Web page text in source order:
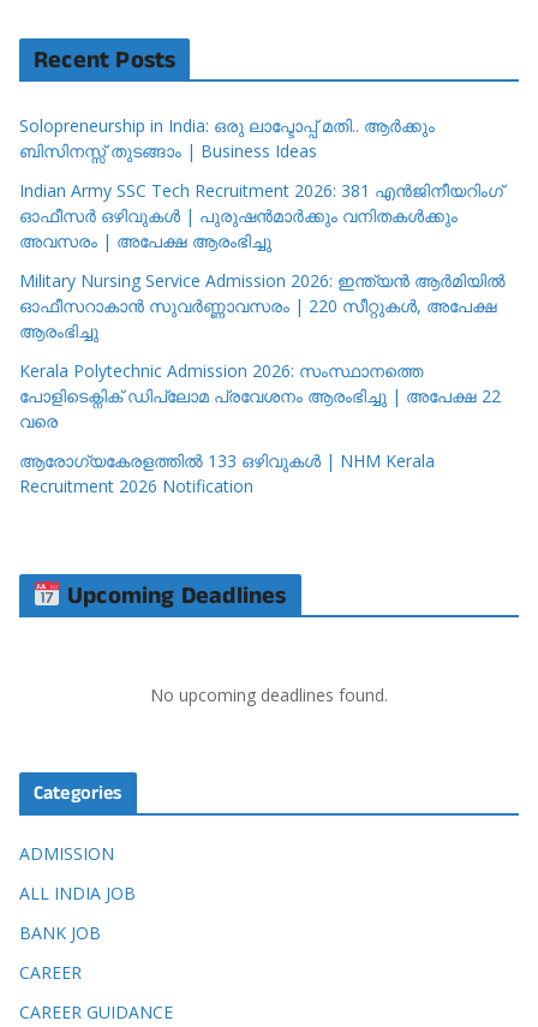
Recent Posts
Solopreneurship in India: ഒരു ലാപ്ടോപ്പ് മതി.. ആർക്കും
ബിസിനസ്സ് തുടങ്ങാം | Business Ideas
Indian Army SSC Tech Recruitment 2026: 381 എൻജിനീയറിംഗ്
ഓഫീസർ ഒഴിവുകൾ | പുരുഷൻമാർക്കും വനിതകൾക്കും
അവസരം | അപേക്ഷ ആരംഭിച്ചു
Military Nursing Service Admission 2026: ഇന്ത്യൻ ആർമിയിൽ
ഓഫീസറാകാൻ സുവർണ്ണാവസരം | 220 സീറ്റുകൾ, അപേക്ഷ
ആരംഭിച്ചു
Kerala Polytechnic Admission 2026: സംസ്ഥാനത്തെ
പോളിടെക്നിക് ഡിപ്ലോമ പ്രവേശനം ആരംഭിച്ചു | അപേക്ഷ 22
വരെ
ആരോഗ്യകേരളത്തിൽ 133 ഒഴിവുകൾ | NHM Kerala
Recruitment 2026 Notification
Upcoming Deadlines
No upcoming deadlines found.
Categories
ADMISSION
ALL INDIA JOB
BANK JOB
CAREER
CAREER GUIDANCE